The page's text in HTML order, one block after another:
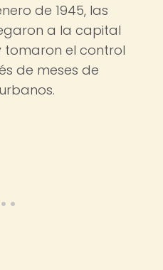
de 1945, las
a la capital
tomaron el control
de meses de